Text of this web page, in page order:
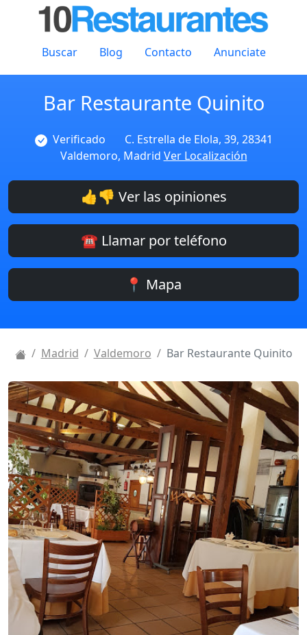
Buscar Blog Contacto Anunciate
Bar Restaurante Quinito
Verificado
C. Estrella de Elola, 39, 28341
Valdemoro, Madrid Ver Localización
👍👎 Ver las opiniones
☎️ Llamar por teléfono
📍 Mapa
Madrid Valdemoro Bar Restaurante Quinito